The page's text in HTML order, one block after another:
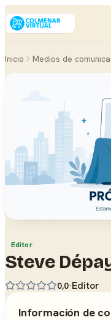
Inicio Medios de
Editor
Steve
0,0·Editor
Información de